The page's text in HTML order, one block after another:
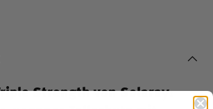
Strength von Solaray: